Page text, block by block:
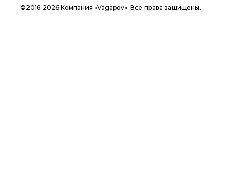
©2016-2026 Компания «Vagapov». Все права защищены.